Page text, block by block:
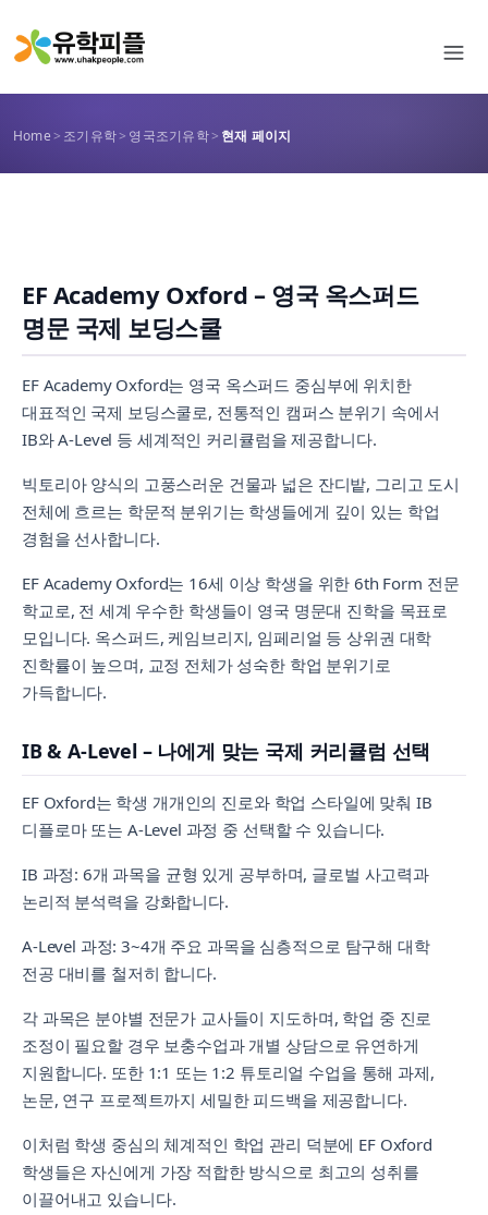
Home> 조기유학> 영국조기유학> 현재 페이지
EF Academy Oxford – 영국 옥스퍼드
명문 국제 보딩스쿨
EF Academy Oxford는 영국 옥스퍼드 중심부에 위치한
대표적인 국제 보딩스쿨로, 전통적인 캠퍼스 분위기 속에서
IB와 A-Level 등 세계적인 커리큘럼을 제공합니다.
빅토리아 양식의 고풍스러운 건물과 넓은 잔디밭, 그리고 도시
전체에 흐르는 학문적 분위기는 학생들에게 깊이 있는 학업
경험을 선사합니다.
EF Academy Oxford는 16세 이상 학생을 위한 6th Form 전문
학교로, 전 세계 우수한 학생들이 영국 명문대 진학을 목표로
모입니다. 옥스퍼드, 케임브리지, 임페리얼 등 상위권 대학
진학률이 높으며, 교정 전체가 성숙한 학업 분위기로
가득합니다.
IB & A-Level – 나에게 맞는 국제 커리큘럼 선택
EF Oxford는 학생 개개인의 진로와 학업 스타일에 맞춰 IB
디플로마 또는 A-Level 과정 중 선택할 수 있습니다.
IB 과정: 6개 과목을 균형 있게 공부하며, 글로벌 사고력과
논리적 분석력을 강화합니다.
A-Level 과정: 3~4개 주요 과목을 심층적으로 탐구해 대학
전공 대비를 철저히 합니다.
각 과목은 분야별 전문가 교사들이 지도하며, 학업 중 진로
조정이 필요할 경우 보충수업과 개별 상담으로 유연하게
지원합니다. 또한 1:1 또는 1:2 튜토리얼 수업을 통해 과제,
논문, 연구 프로젝트까지 세밀한 피드백을 제공합니다.
이처럼 학생 중심의 체계적인 학업 관리 덕분에 EF Oxford
학생들은 자신에게 가장 적합한 방식으로 최고의 성취를
이끌어내고 있습니다.